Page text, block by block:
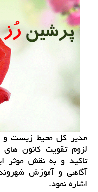
مدیر كل محیط زیست و
لزوم تقویت كانون
تاكید و به نقش موثر
آگاهی و آموزش
اشاره نمود.